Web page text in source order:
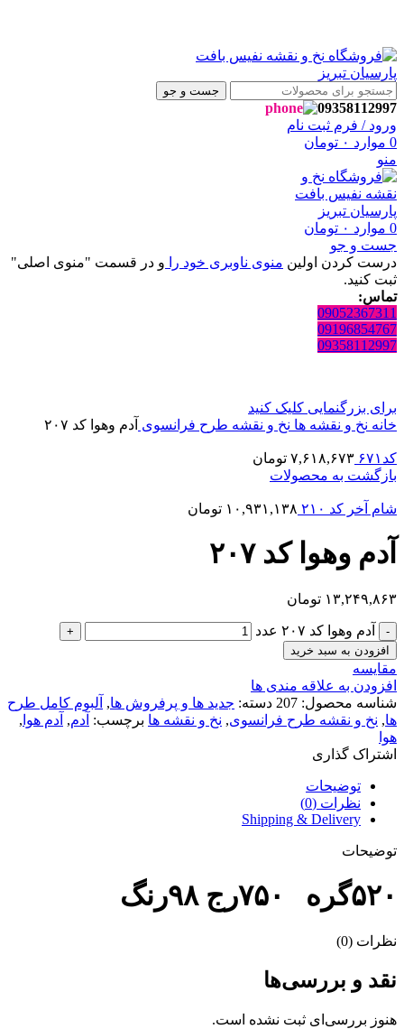
جست و جو
09358112997
ورود / فرم ثبت نام
0 موارد ۰ تومان
منو
0 موارد ۰ تومان
جست و جو
درست کردن اولین منوی ناوبری خود را و در قسمت "منوی اصلی"
ثبت کنید.
تماس:
09052367311
09196854767
09358112997
برای بزرگنمایی کلیک کنید
خانه نخ و نقشه ها نخ و نقشه طرح فرانسوی آدم وهوا کد ۲۰۷
کد۶۷۱ ۷,۶۱۸,۶۷۳ تومان
بازگشت به محصولات
شام آخر کد ۲۱۰ ۱۰,۹۳۱,۱۳۸ تومان
آدم وهوا کد ۲۰۷
۱۳,۲۴۹,۸۶۳ تومان
آدم وهوا کد ۲۰۷ عدد
افزودن به سبد خرید
مقایسه
افزودن به علاقه مندی ها
شناسه محصول: 207 دسته: جدید ها و پرفروش ها, آلبوم کامل طرح
ها, نخ و نقشه طرح فرانسوی, نخ و نقشه ها برچسب: آدم, آدم هوا ,
هوا
اشتراک گذاری
توضیحات
نظرات (0)
Shipping & Delivery
توضیحات
۵۲۰گره ۷۵۰رج ۹۸رنگ
نظرات (0)
نقد و بررسی‌ها
هنوز بررسی‌ای ثبت نشده است.